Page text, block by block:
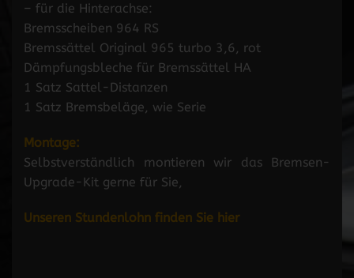
– für die Hinterachse:
Bremsscheiben 964 RS
Bremssättel Original 965 turbo 3,6, rot
Dämpfungsbleche für Bremssättel HA
1 Satz Sattel-Distanzen
1 Satz Bremsbeläge, wie Serie
Montage:
Selbstverständlich montieren wir das Bremsen-
Upgrade-Kit gerne für Sie,
Unseren Stundenlohn finden Sie hier